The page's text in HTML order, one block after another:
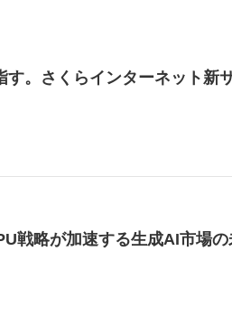
す。さくらインターネット
戦略が加速する生成AI市場